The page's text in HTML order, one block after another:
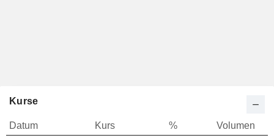
Kurse
Datum Kurs %
Volumen